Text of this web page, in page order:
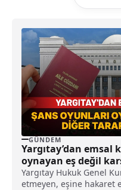
GÜNDEM
Yargıtay’dan emsal
oynayan eş değil
kusurlu sayıldı
Yargıtay Hukuk Genel
etmeyen, eşine hakaret